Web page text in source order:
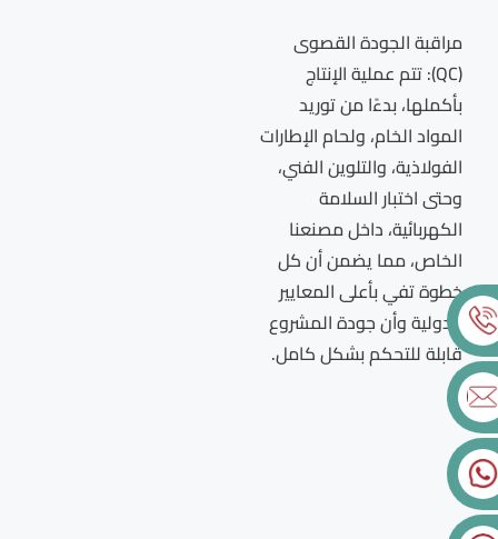
مراقبة الجودة القصوى
(QC): تتم عملية الإنتاج
بأكملها، بدءًا من توريد
المواد الخام، ولحام الإطارات
الفولاذية، والتلوين الفني،
وحتى اختبار السلامة
الكهربائية، داخل مصنعنا
الخاص، مما يضمن أن كل
خطوة تفي بأعلى المعايير
الدولية وأن جودة المشروع
قابلة للتحكم بشكل كامل.